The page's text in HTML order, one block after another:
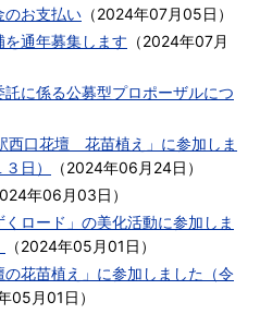
のお支払い （2024年07月05日 ）
通年募集します （2024年07月
に係る公募型プロポーザルにつ
西口花壇 花苗植え」に参加しま
日）
（2024年06月24日 ）
年06月03日 ）
ロード」の美化活動に参加しま
（2024年05月01日 ）
花苗植え」に参加しました（令
05月01日 ）